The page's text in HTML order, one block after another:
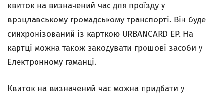
квиток на визначений час для проїзду у
вроцлавському громадському транспорті. Він буде
синхронізований із карткою URBANCARD EP. На
картці можна також закодувати грошові засоби у
Електронному гаманці.
Квиток на визначений час можна придбати у